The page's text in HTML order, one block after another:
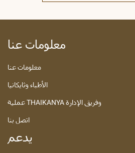
معلومات عنا
معلومات عنا
الأطباء وثايكانيا
عملية THAIKANYA وفريق الإدارة
اتصل بنا
يدعم